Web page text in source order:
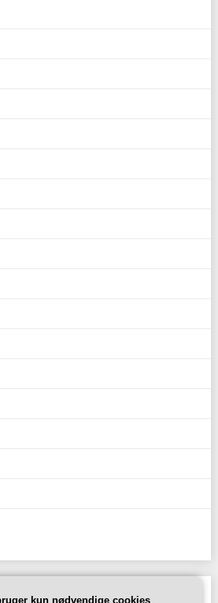
kun nødvendige cookies